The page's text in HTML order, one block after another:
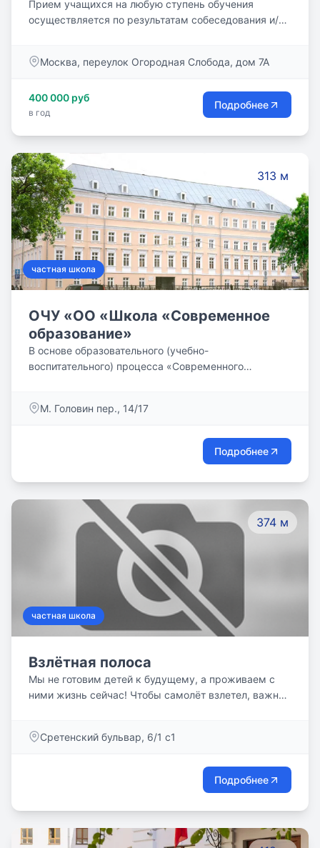
Прием учащихся на любую ступень обучения
осуществляется по результатам собеседования и/
согласно приказа директора Школы. Условия
гарантировать соблюдение прав граждан в области
образования и обеспечить зачисление наиболее
уровня.
Москва, переулок Огородная Слобода, дом 7А
400 000 руб
в год
Подробнее
313 м
частная школа
ОЧУ «ОО «Школа «Современное
образование»
В основе образовательного (учебно-
воспитательного) процесса «Современного
обучается нами в деятельности. Образовательный
базируется на концепции, в основе которой:
классика и современные технологии; комплексный
педагогика.
М. Головин пер., 14/17
Подробнее
374 м
частная школа
Взлётная полоса
Мы не готовим детей к будущему, а проживаем с
ними жизнь сейчас! Чтобы самолёт взлетел, важно
ребенку в его развитии и научить учиться. Важно,
познанием, а ещё чувствами и эмоциями. Мы
развиваем навыки самостоятельного принятия
Сретенский бульвар, 6/1 с1
Подробнее